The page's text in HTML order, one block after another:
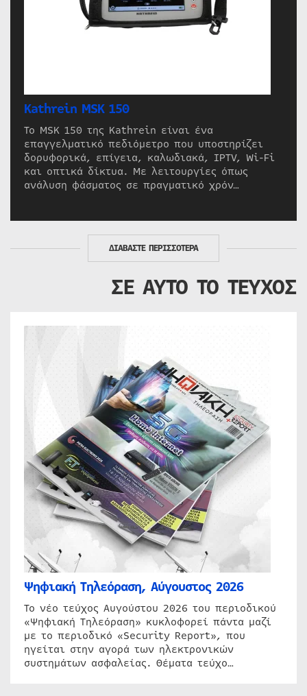
Kathrein MSK 150
Το MSK 150 της Kathrein είναι ένα
επαγγελματικό πεδιόμετρο που υποστηρίζει
δορυφορικά, επίγεια, καλωδιακά, IPTV, Wi-Fi
και οπτικά δίκτυα. Με λειτουργίες όπως
ανάλυση φάσματος σε πραγματικό χρόν…
ΔΙΑΒΑΣΤΕ ΠΕΡΙΣΣΟΤΕΡΑ
ΣΕ ΑΥΤΟ ΤΟ ΤΕΥΧΟΣ
Ψηφιακή Τηλεόραση, Αύγουστος 2026
Το νέο τεύχος Αυγούστου 2026 του περιοδικού
«Ψηφιακή Τηλεόραση» κυκλοφορεί πάντα μαζί
με το περιοδικό «Security Report», που
ηγείται στην αγορά των ηλεκτρονικών
συστημάτων ασφαλείας. Θέματα τεύχο…